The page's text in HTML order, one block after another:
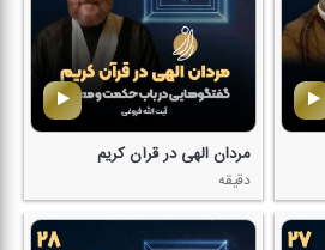
مردان الهی در قرآن كریم
دقیقه